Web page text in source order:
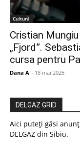
Cultură
Cristian
„Fjord”.
cursa pentru
Dana A - 18 mai 2026
DELGAZ GRID
Aici puteți găsi
DELGAZ din Sibiu.